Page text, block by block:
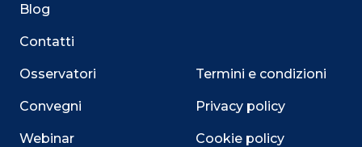
Blog
Contatti
Osservatori
Convegni
Webinar
Termini e condizioni
Privacy policy
Cookie policy